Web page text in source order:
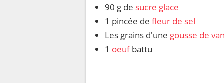
90 g de sucre glace
1 pincée de fleur de sel
Les grains d'une gousse de
1 oeufbattu